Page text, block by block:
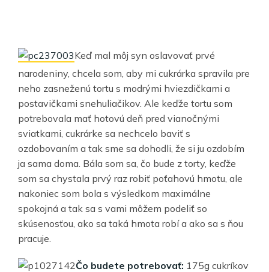
Keď mal môj syn oslavovať prvé
narodeniny, chcela som, aby mi cukrárka spravila pre
neho zasneženú tortu s modrými hviezdičkami a
postavičkami snehuliačikov. Ale keďže tortu som
potrebovala mať hotovú deň pred vianočnými
sviatkami, cukrárke sa nechcelo baviť s
ozdobovaním a tak sme sa dohodli, že si ju ozdobím
ja sama doma. Bála som sa, čo bude z torty, keďže
som sa chystala prvý raz robiť poťahovú hmotu, ale
nakoniec som bola s výsledkom maximálne
spokojná a tak sa s vami môžem podeliť so
skúsenosťou, ako sa taká hmota robí a ako sa s ňou
pracuje.
Čo budete potrebovať: 175g cukríkov